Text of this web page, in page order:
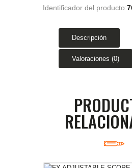
Identificador del producto:
Descripción
Valoraciones (0)